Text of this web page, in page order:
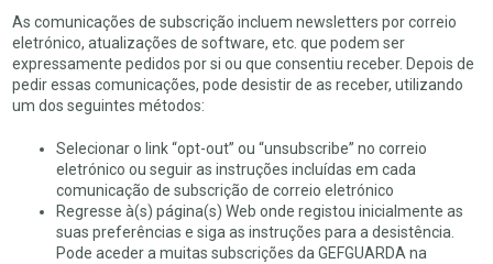
As comunicações de subscrição incluem newsletters por correio
eletrónico, atualizações de software, etc. que podem ser
expressamente pedidos por si ou que consentiu receber. Depois de
pedir essas comunicações, pode desistir de as receber, utilizando
um dos seguintes métodos:
Selecionar o link “opt-out” ou “unsubscribe” no correio
eletrónico ou seguir as instruções incluídas em cada
comunicação de subscrição de correio eletrónico
Regresse à(s) página(s) Web onde registou inicialmente as
suas preferências e siga as instruções para a desistência.
Pode aceder a muitas subscrições da GEFGUARDA na